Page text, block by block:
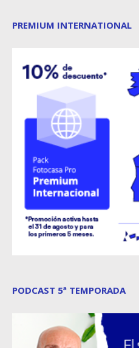
PREMIUM INTERNATIONAL
PODCAST 5ª TEMPORADA